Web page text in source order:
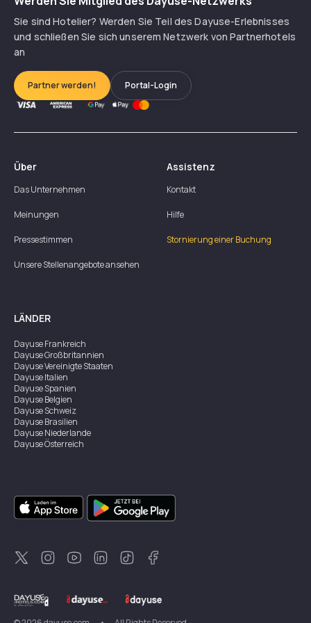
Sie sind Hotelier? Werden Sie Teil des Dayuse-Erlebnisses
und schließen Sie sich unserem Netzwerk von Partnerhotels
an
Partner werden! Portal-Login
Über
Das Unternehmen
Meinungen
Pressestimmen
Unsere Stellenangebote ansehen
Assistenz
Kontakt
Hilfe
Stornierung einer Buchung
LÄNDER
DayuseFrankreich
DayuseGroßbritannien
DayuseVereinigte Staaten
DayuseItalien
DayuseSpanien
DayuseBelgien
DayuseSchweiz
DayuseBrasilien
DayuseNiederlande
DayuseÖsterreich
DayuseSingapur
DayuseZweden
DayuseThailand
DayuseNeuseeland
DayuseTürkei